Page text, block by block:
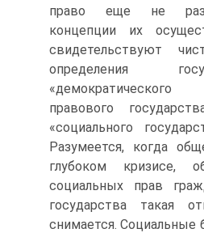
право еще не
концепции их
свидетельствуют
определения
правового
«социального
Разумеется, когда
глубоком кризисе,
социальных прав
государства такая
снимается. Социальные